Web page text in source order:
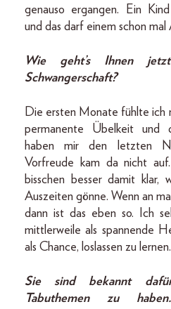
genauso ergangen. Ein
und das darf einem schon mal
Wie geht’s Ihnen
Schwangerschaft?
Die ersten Monate fühlte ich
permanente Übelkeit und
haben mir den letzten
Vorfreude kam da nicht
bisschen besser damit klar,
Auszeiten gönne. Wenn an
dann ist das eben so. Ich
mittlerweile als spannende
als Chance, loslassen zu lernen.
Sie sind bekannt
Tabuthemen zu